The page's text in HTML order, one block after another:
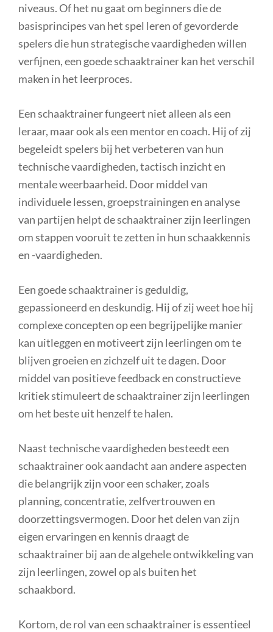
niveaus. Of het nu gaat om beginners die de
basisprincipes van het spel leren of gevorderde
spelers die hun strategische vaardigheden willen
verfijnen, een goede schaaktrainer kan het verschil
maken in het leerproces.
Een schaaktrainer fungeert niet alleen als een
leraar, maar ook als een mentor en coach. Hij of zij
begeleidt spelers bij het verbeteren van hun
technische vaardigheden, tactisch inzicht en
mentale weerbaarheid. Door middel van
individuele lessen, groepstrainingen en analyse
van partijen helpt de schaaktrainer zijn leerlingen
om stappen vooruit te zetten in hun schaakkennis
en -vaardigheden.
Een goede schaaktrainer is geduldig,
gepassioneerd en deskundig. Hij of zij weet hoe hij
complexe concepten op een begrijpelijke manier
kan uitleggen en motiveert zijn leerlingen om te
blijven groeien en zichzelf uit te dagen. Door
middel van positieve feedback en constructieve
kritiek stimuleert de schaaktrainer zijn leerlingen
om het beste uit henzelf te halen.
Naast technische vaardigheden besteedt een
schaaktrainer ook aandacht aan andere aspecten
die belangrijk zijn voor een schaker, zoals
planning, concentratie, zelfvertrouwen en
doorzettingsvermogen. Door het delen van zijn
eigen ervaringen en kennis draagt de
schaaktrainer bij aan de algehele ontwikkeling van
zijn leerlingen, zowel op als buiten het
schaakbord.
Kortom, de rol van een schaaktrainer is essentieel